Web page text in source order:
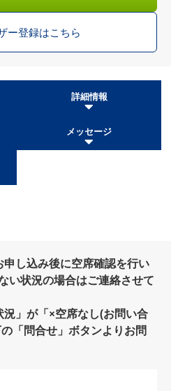
ー登録はこちら
詳細情報
メッセージ
し込み後に空席確認を行い
い状況の場合はご連絡させて
」が「×空席なし(お問い合
「問合せ」ボタンよりお問